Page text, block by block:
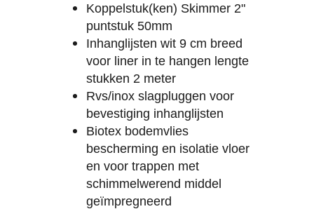
Koppelstuk(ken) Skimmer 2"
puntstuk 50mm
Inhanglijsten wit 9 cm breed
voor liner in te hangen lengte
stukken 2 meter
Rvs/inox slagpluggen voor
bevestiging inhanglijsten
Biotex bodemvlies
bescherming en isolatie vloer
en voor trappen met
schimmelwerend middel
geïmpregneerd